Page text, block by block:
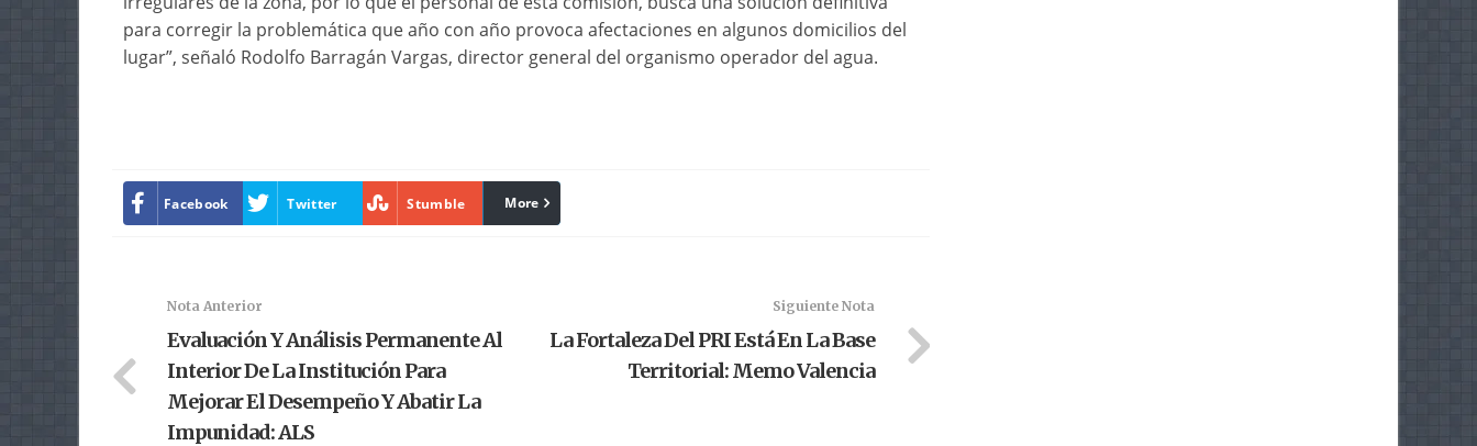
para corregir la problemática que año con año provoca afectaciones en algunos domicilios del
lugar”, señaló Rodolfo Barragán Vargas, director general del organismo operador del agua.
Facebook Twitter Stumble linkedin
More
Nota Anterior
Evaluación Y Análisis Permanente Al
Interior De La Institución Para
Mejorar El Desempeño Y Abatir La
Impunidad: ALS
Siguiente Nota
La Fortaleza Del PRI Está En La Base
Territorial: Memo Valencia